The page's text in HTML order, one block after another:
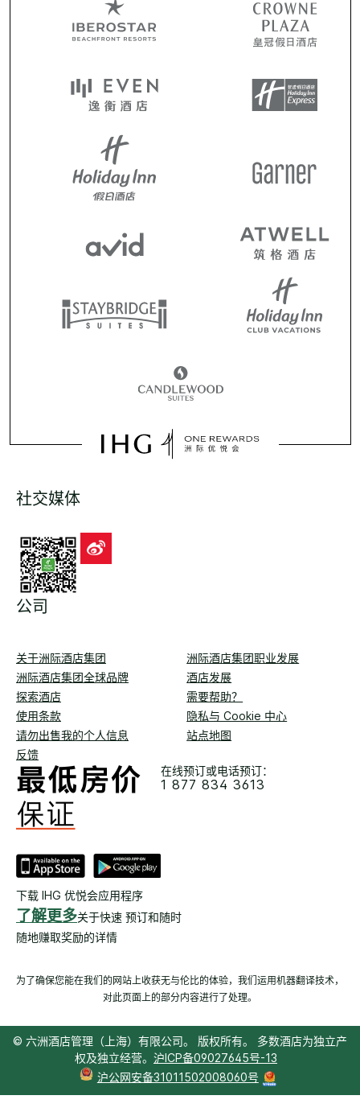
社交媒体
公司
关于洲际酒店集团
洲际酒店集团职业发展
洲际酒店集团全球品牌
酒店发展
探索酒店
需要帮助？
使用条款
隐私与 Cookie 中心
请勿出售我的个人信息
站点地图
反馈
在线预订或电话预订：
1 877 834 3613
下载 IHG 优悦会应用程序
了解更多关于快速 预订和随时
随地赚取奖励的详情
为了确保您能在我们的网站上收获无与伦比的体验，我们运用机器翻译技术，
对此页面上的部分内容进行了处理。
© 六洲酒店管理（上海）有限公司。 版权所有。 多数酒店为独立产
权及独立经营。 沪ICP备09027645号-13
沪公网安备31011502008060号
Select